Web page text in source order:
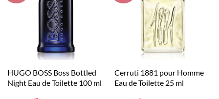
HUGO BOSS Boss Bottled
Night Eau de Toilette 100 ml
Cerruti 1881 pour Homme
Eau de Toilette 25 ml